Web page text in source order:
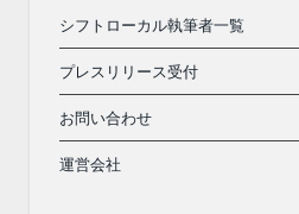
シフトローカル執筆者一覧
プレスリリース受付
お問い合わせ
運営会社